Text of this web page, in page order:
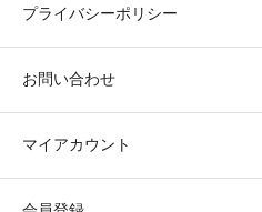
プライバシーポリシー
お問い合わせ
マイアカウント